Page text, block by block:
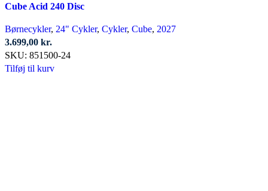
Cube Acid 240 Disc
Børnecykler, 24" Cykler, Cykler, Cube, 2027
3.699,00 kr.
SKU: 851500-24
Tilføj til kurv